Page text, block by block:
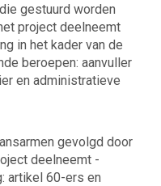
gestuurd worden
project deelneemt
in het kader van de
beroepen: aanvuller
en administratieve
gevolgd door
deelneemt -
artikel 60-ers en